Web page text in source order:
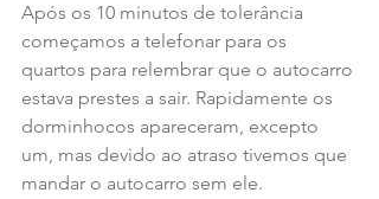
Após os 10 minutos de tolerância
começamos a telefonar para os
quartos para relembrar que o autocarro
estava prestes a sair. Rapidamente os
dorminhocos apareceram, excepto
um, mas devido ao atraso tivemos que
mandar o autocarro sem ele.